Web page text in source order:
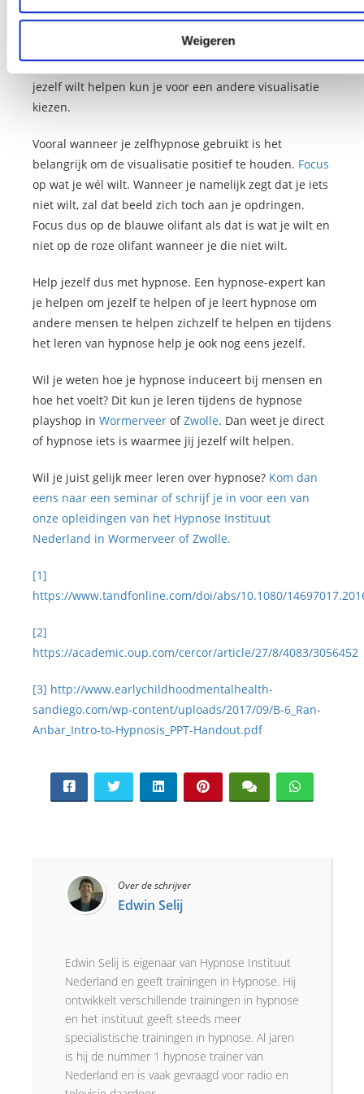
Weigeren
waarmee je danst en voelt je vrolijk.”
Dit is slechts een voorbeeld van een geleide
visualisatie. Afhankelijk van het probleem waarmee jij
jezelf wilt helpen kun je voor een andere visualisatie
kiezen.
Vooral wanneer je zelfhypnose gebruikt is het
belangrijk om de visualisatie positief te houden. Focus
op wat je wél wilt. Wanneer je namelijk zegt dat je iets
niet wilt, zal dat beeld zich toch aan je opdringen.
Focus dus op de blauwe olifant als dat is wat je wilt en
niet op de roze olifant wanneer je die niet wilt.
Help jezelf dus met hypnose. Een hypnose-expert kan
je helpen om jezelf te helpen of je leert hypnose om
andere mensen te helpen zichzelf te helpen en tijdens
het leren van hypnose help je ook nog eens jezelf.
Wil je weten hoe je hypnose induceert bij mensen en
hoe het voelt? Dit kun je leren tijdens de hypnose
playshop in Wormerveer ofZwolle. Dan weet je direct
of hypnose iets is waarmee jij jezelf wilt helpen.
Wil je juist gelijk meer leren over hypnose? Kom dan
eens naar een seminar of schrijf je in voor een van
onze opleidingen van het Hypnose Instituut
Nederland in Wormerveer of Zwolle.
[1]
https://www.tandfonline.com/doi/abs/10.1080/
[2]
https://academic.oup.com/cercor/article/27/8/4083/3056452
[3] http://www.earlychildhoodmentalhealth-
sandiego.com/wp-content/uploads/2017/09/B-6_Ran-
Anbar_Intro-to-Hypnosis_PPT-Handout.pdf
Over de schrijver
Edwin Selij
Edwin Selij is eigenaar van Hypnose Instituut
Nederland en geeft trainingen in Hypnose. Hij
ontwikkelt verschillende trainingen in hypnose
en het instituut geeft steeds meer
specialistische trainingen in hypnose. Al jaren
is hij de nummer 1 hypnose trainer van
Nederland en is vaak gevraagd voor radio en